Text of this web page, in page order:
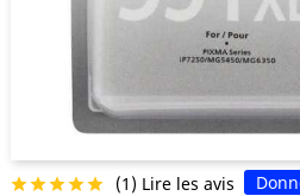
 (1) Lire les avis